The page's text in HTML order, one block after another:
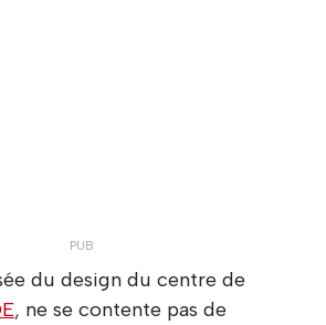
du design du centre de
, ne se contente pas de